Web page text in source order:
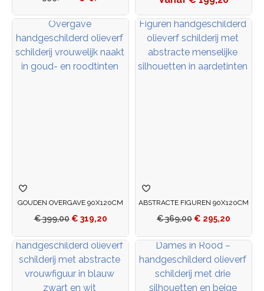
GOUDEN OVERGAVE 90X120CM
€399,00 € 319,20
ABSTRACTE FIGUREN 90X120CM
€369,00 € 295,20